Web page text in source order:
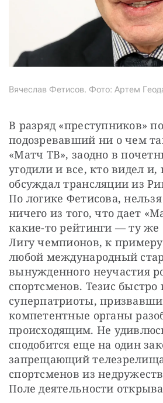
Вячеслав Фетисов. Фото: Артем
В разряд «преступников»
подозревавший ни о чем
«Матч ТВ», заодно в
угодили и все, кто видел и,
обсуждал трансляции из
По логике Фетисова,
ничего из того, что дает
какие-то рейтинги — ту
Лигу чемпионов, к
любой международный
вынужденного неучастия
спортсменов. Тезис быстро
суперпатриоты,
компетентные органы
происходящим. Не
сподобится еще на один
запрещающий
спортсменов из
Поле деятельности